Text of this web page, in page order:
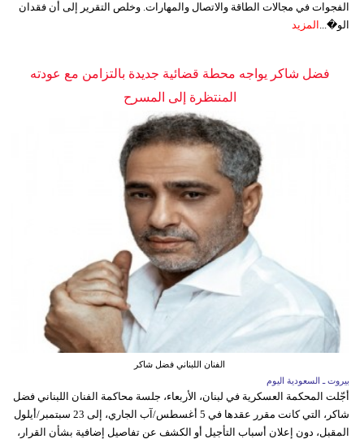
الفجوات في مجالات الطاقة والاتصال والمهارات. وخلص التقرير إلى أن فقدان
الو�... المزيد
فضل شاكر يواجه محطة قضائية جديدة بالتزامن مع عودته
المنتظرة إلى المسرح
الفنان اللبناني فضل شاكر
بيروت ـ السعودية اليوم
أجّلت المحكمة العسكرية في لبنان، الأربعاء، جلسة محاكمة الفنان اللبناني فضل
شاكر، التي كانت مقرر عقدها في 5 أغسطس/آب الجاري، إلى 23 سبتمبر/أيلول
المقبل، دون إعلان أسباب التأجيل أو الكشف عن تفاصيل إضافية بشأن القرار،